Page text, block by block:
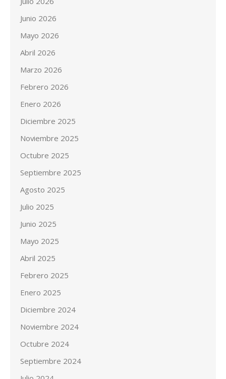
Junio 2026
Mayo 2026
Abril 2026
Marzo 2026
Febrero 2026
Enero 2026
Diciembre 2025
Noviembre 2025
Octubre 2025
Septiembre 2025
Agosto 2025
Julio 2025
Junio 2025
Mayo 2025
Abril 2025
Febrero 2025
Enero 2025
Diciembre 2024
Noviembre 2024
Octubre 2024
Septiembre 2024